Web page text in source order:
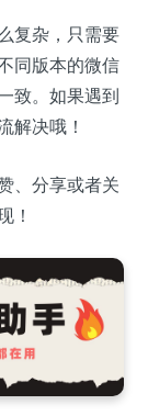
复杂，只需要
同版本的微信
致。如果遇到
解决哦！
、分享或者关
！